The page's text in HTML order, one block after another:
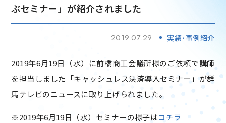
ぶセミナー」が紹介されました
2019.07.29 実績･事例紹介
2019年6月19日（水）に前橋商工会議所様のご依頼で講師
を担当しました「キャッシュレス決済導入セミナー」が群
馬テレビのニュースに取り上げられました。
※2019年6月19日（水）セミナーの様子はコチラ